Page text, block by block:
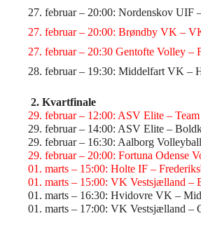
27. februar – 20:00: Nordenskov UIF
27. februar – 20:00: Brøndby VK –
27. februar – 20:30 Gentofte Volley –
28. februar – 19:30: Middelfart VK –
2. Kvartfinale
29. februar – 12:00: ASV Elite –
29. februar – 14:00: ASV Elite –
29. februar – 16:30: Aalborg
29. februar – 20:00: Fortuna Odense
01. marts – 15:00: Holte IF –
01. marts – 15:00: VK Vestsjælland –
01. marts – 16:30: Hvidovre VK –
01. marts – 17:00: VK Vestsjælland –